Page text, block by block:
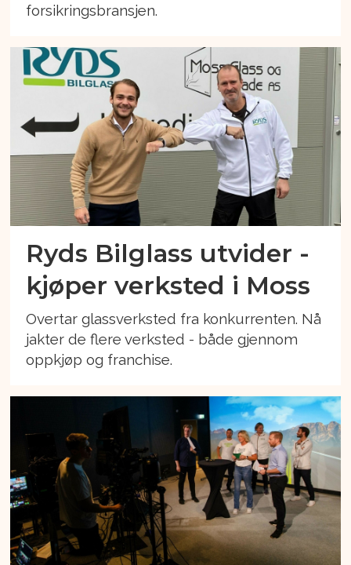
forsikringsbransjen.
Ryds Bilglass utvider -
kjøper verksted i Moss
Overtar glassverksted fra konkurrenten. Nå
jakter de flere verksted - både gjennom
oppkjøp og franchise.